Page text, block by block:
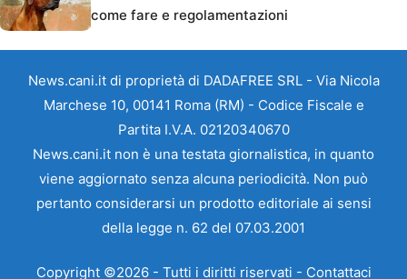
come fare e regolamentazioni
News.cani.it di proprietà di DADAFREE SRL - Via Nicola
Marchese 10, 00141 Roma (RM) - Codice Fiscale e
Partita I.V.A. 02120340670
News.cani.it non è una testata giornalistica, in quanto
viene aggiornato senza alcuna periodicità. Non può
pertanto considerarsi un prodotto editoriale ai sensi
della legge n. 62 del 07.03.2001
Copyright ©2026 - Tutti i diritti riservati - Contattaci